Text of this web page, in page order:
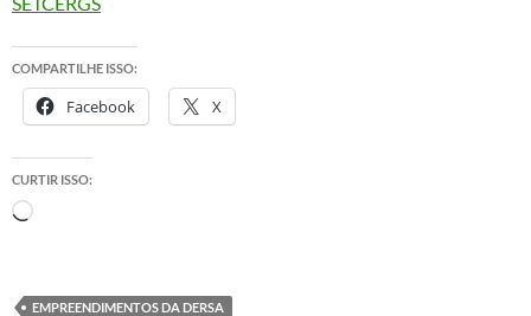
COMPARTILHE ISSO:
Facebook X
CURTIR ISSO:
Carregando...
EMPREENDIMENTOS DA DERSA